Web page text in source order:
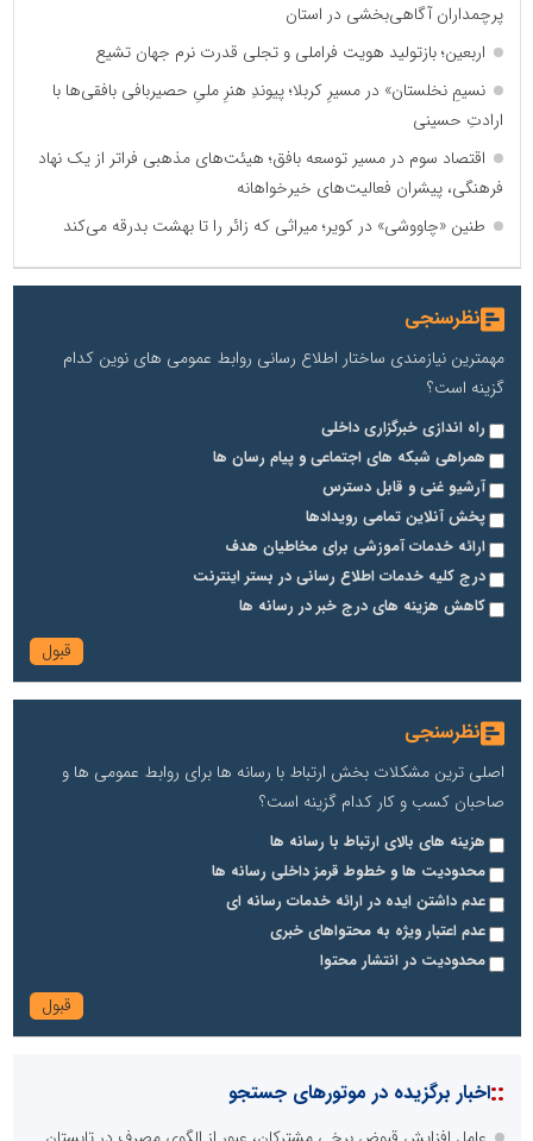
پرچمداران آگاهی‌بخشی در استان
اربعین؛ بازتولید هویت فراملی و تجلی قدرت نرم جهان تشیع
نسیمِ نخلستان» در مسیرِ کربلا؛ پیوندِ هنرِ ملیِ حصیربافی بافقی‌ها با
ارادتِ حسینی
اقتصاد سوم در مسیر توسعه بافق؛ هیئت‌های مذهبی فراتر از یک نهاد
فرهنگی، پیشران فعالیت‌های خیرخواهانه
طنین «چاووشی» در کویر؛ میراثی که زائر را تا بهشت بدرقه می‌کند
نظرسنجی
مهمترین نیازمندی ساختار اطلاع رسانی روابط عمومی های نوین کدام
گزینه است؟
راه اندازی خبرگزاری داخلی
همراهی شبکه های اجتماعی و پیام رسان ها
آرشیو غنی و قابل دسترس
پخش آنلاین تمامی رویدادها
ارائه خدمات آموزشی برای مخاطیان هدف
درج کلیه خدمات اطلاع رسانی در بستر اینترنت
کاهش هزینه های درج خبر در رسانه ها
نظرسنجی
اصلی ترین مشکلات بخش ارتباط با رسانه ها برای روابط عمومی ها و
صاحبان کسب و کار کدام گزینه است؟
هزینه های بالای ارتباط با رسانه ها
محدودیت ها و خطوط قرمز داخلی رسانه ها
عدم داشتن ایده در ارائه خدمات رسانه ای
عدم اعتبار ویژه به محتواهای خبری
محدودیت در انتشار محتوا
::اخبار برگزیده در موتورهای جستجو